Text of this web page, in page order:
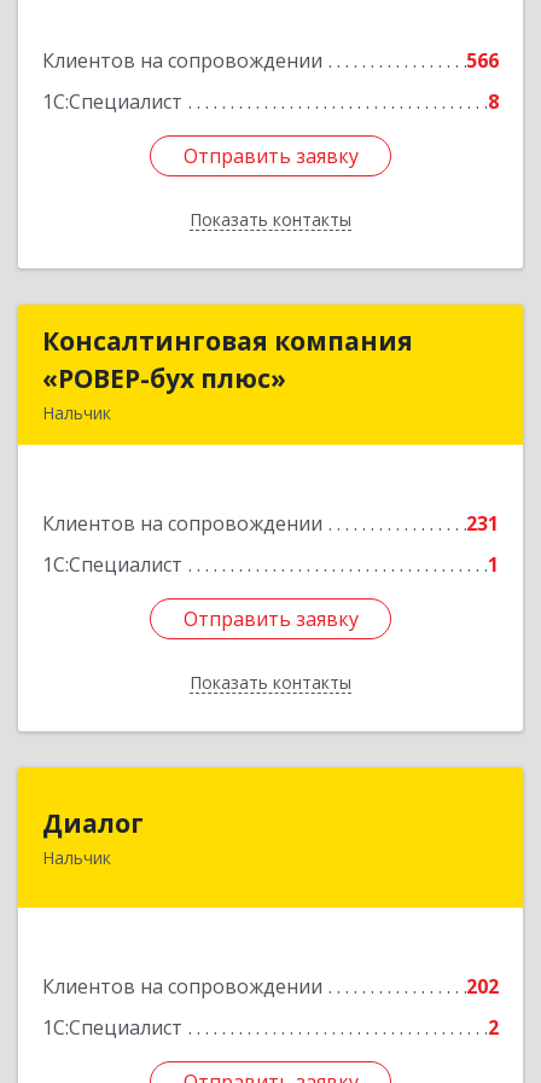
Клиентов на сопровождении
566
1С:Специалист
8
Отправить заявку
Показать контакты
Отправить заявку
Назад
Консалтинговая компания
«РОВЕР-бух плюс»
Нальчик
Клиентов на сопровождении
231
1С:Специалист
1
Отправить заявку
Показать контакты
Консалтинговая компания
«РОВЕР-бух плюс»
Подробнее
Отправить заявку
Назад
Диалог
Нальчик
Клиентов на сопровождении
202
1С:Специалист
2
360016, Кабардино-Балкарская Респ, Нальчик г,